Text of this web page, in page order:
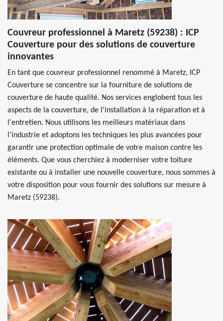
Couvreur professionnel à Maretz (59238) : ICP
Couverture pour des solutions de couverture
innovantes
En tant que couvreur professionnel renommé à Maretz, ICP
Couverture se concentre sur la fourniture de solutions de
couverture de haute qualité. Nos services englobent tous les
aspects de la couverture, de l'installation à la réparation et à
l'entretien. Nous utilisons les meilleurs matériaux dans
l'industrie et adoptons les techniques les plus avancées pour
garantir une protection optimale de votre maison contre les
éléments. Que vous cherchiez à moderniser votre toiture
existante ou à installer une nouvelle couverture, nous sommes à
votre disposition pour vous fournir des solutions sur mesure à
Maretz (59238).